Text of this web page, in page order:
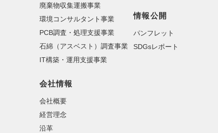
廃棄物収集運搬事業
環境コンサルタント事業
PCB調査・処理支援事業
石綿（アスベスト）調査事業
IT構築・運用支援事業
会社情報
会社概要
経営理念
沿革
情報公開
パンフレット
SDGsレポート